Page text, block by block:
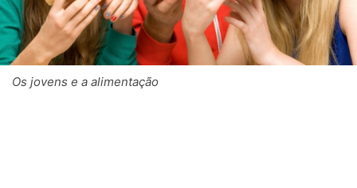
Os jovens e a alimentação